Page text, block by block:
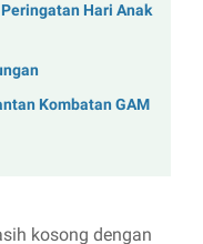
Hari Anak
Kombatan GAM
kosong dengan